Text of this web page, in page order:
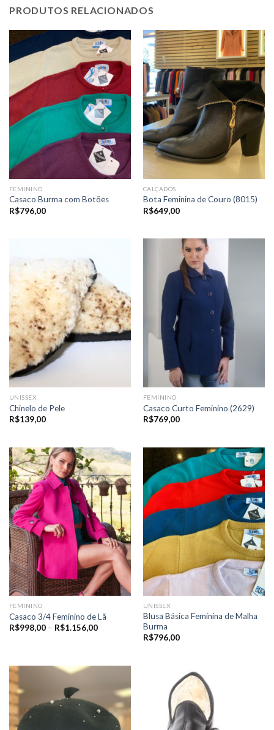
PRODUTOS RELACIONADOS
FEMININO
Casaco Burma com Botões
R$796,00
CALÇADOS
Bota Feminina de Couro (8015)
R$649,00
UNISSEX
Chinelo de Pele
R$139,00
FEMININO
Casaco Curto Feminino (2629)
R$769,00
FEMININO
Casaco 3/4 Feminino de Lã
R$998,00 – R$1.156,00Price
UNISSEX
Blusa Básica Feminina de Malha
Burma
R$796,00